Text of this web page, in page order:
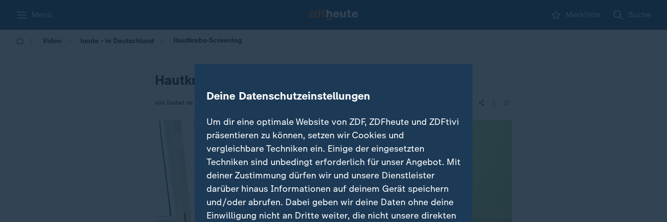
Menü Merkliste Suche
Video heute - in Deutschland Hautkrebs-Screening
Hautkrebs-Screening
von Isabel de la VegaDeine Datenschutzeinstellungen
Um dir eine optimale Website von ZDF, ZDFheute und ZDFtivi
präsentieren zu können, setzen wir Cookies und
vergleichbare Techniken ein. Einige der eingesetzten
Techniken sind unbedingt erforderlich für unser Angebot. Mit
deiner Zustimmung dürfen wir und unsere Dienstleister
darüber hinaus Informationen auf deinem Gerät speichern
und/oder abrufen. Dabei geben wir deine Daten ohne deine
Einwilligung nicht an Dritte weiter, die nicht unsere direkten